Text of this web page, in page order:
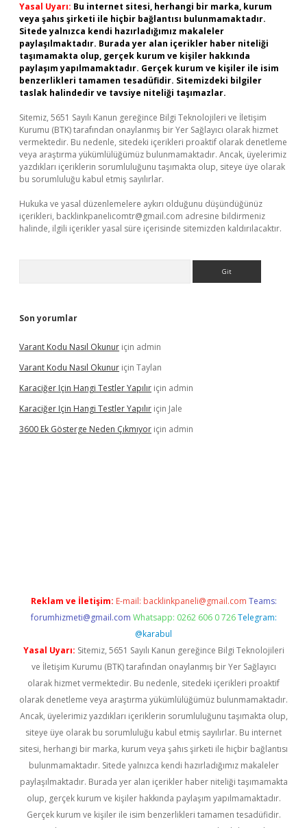
Yasal Uyarı: Bu internet sitesi, herhangi bir marka, kurum
veya şahıs şirketi ile hiçbir bağlantısı bulunmamaktadır.
Sitede yalnızca kendi hazırladığımız makaleler
paylaşılmaktadır. Burada yer alan içerikler haber niteliği
taşımamakta olup, gerçek kurum ve kişiler hakkında
paylaşım yapılmamaktadır. Gerçek kurum ve kişiler ile isim
benzerlikleri tamamen tesadüfidir. Sitemizdeki bilgiler
taslak halindedir ve tavsiye niteliği taşımazlar.
Sitemiz, 5651 Sayılı Kanun gereğince Bilgi Teknolojileri ve İletişim
Kurumu (BTK) tarafından onaylanmış bir Yer Sağlayıcı olarak hizmet
vermektedir. Bu nedenle, sitedeki içerikleri proaktif olarak denetleme
veya araştırma yükümlülüğümüz bulunmamaktadır. Ancak, üyelerimiz
yazdıkları içeriklerin sorumluluğunu taşımakta olup, siteye üye olarak
bu sorumluluğu kabul etmiş sayılırlar.
Hukuka ve yasal düzenlemelere aykırı olduğunu düşündüğünüz
içerikleri, backlinkpanelicomtr@gmail.com adresine bildirmeniz
halinde, ilgili içerikler yasal süre içerisinde sitemizden kaldırılacaktır.
Son yorumlar
Varant Kodu Nasıl Okunur için admin
Varant Kodu Nasıl Okunur için Taylan
Karaciğer Için Hangi Testler Yapılır için admin
Karaciğer Için Hangi Testler Yapılır için Jale
3600 Ek Gösterge Neden Çıkmıyor için admin
Reklam ve İletişim: E-mail: backlinkpaneli@gmail.com Teams:
forumhizmeti@gmail.com Whatsapp: 0262 606 0 726 Telegram:
@karabul
Yasal Uyarı: Sitemiz, 5651 Sayılı Kanun gereğince Bilgi Teknolojileri
ve İletişim Kurumu (BTK) tarafından onaylanmış bir Yer Sağlayıcı
olarak hizmet vermektedir. Bu nedenle, sitedeki içerikleri proaktif
olarak denetleme veya araştırma yükümlülüğümüz bulunmamaktadır.
Ancak, üyelerimiz yazdıkları içeriklerin sorumluluğunu taşımakta olup,
siteye üye olarak bu sorumluluğu kabul etmiş sayılırlar. Bu internet
sitesi, herhangi bir marka, kurum veya şahıs şirketi ile hiçbir bağlantısı
bulunmamaktadır. Sitede yalnızca kendi hazırladığımız makaleler
paylaşılmaktadır. Burada yer alan içerikler haber niteliği taşımamakta
olup, gerçek kurum ve kişiler hakkında paylaşım yapılmamaktadır.
Gerçek kurum ve kişiler ile isim benzerlikleri tamamen tesadüfidir.